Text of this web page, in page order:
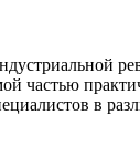
частью
в